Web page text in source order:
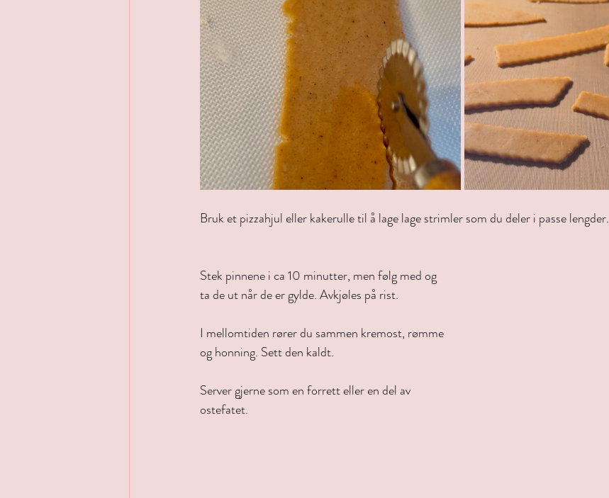
Bruk et pizzahjul eller kakerulle til å lage lage strimler som du deler i passe lengder.
Stek pinnene i ca 10 minutter, men følg med og
ta de ut når de er gylde. Avkjøles på rist.
I mellomtiden rører du sammen kremost, rømme
og honning. Sett den kaldt.
Server gjerne som en forrett eller en del av
ostefatet.